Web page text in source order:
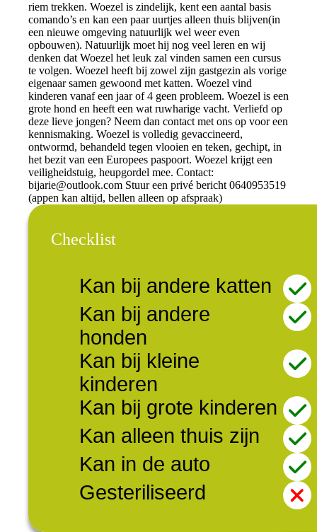
riem trekken. Woezel is zindelijk, kent een aantal basis
comando’s en kan een paar uurtjes alleen thuis blijven(in
een nieuwe omgeving natuurlijk wel weer even
opbouwen). Natuurlijk moet hij nog veel leren en wij
denken dat Woezel het leuk zal vinden samen een cursus
te volgen. Woezel heeft bij zowel zijn gastgezin als vorige
eigenaar samen gewoond met katten. Woezel vind
kinderen vanaf een jaar of 4 geen probleem. Woezel is een
grote hond en heeft een wat ruwharige vacht. Verliefd op
deze lieve jongen? Neem dan contact met ons op voor een
kennismaking. Woezel is volledig gevaccineerd,
ontwormd, behandeld tegen vlooien en teken, gechipt, in
het bezit van een Europees paspoort. Woezel krijgt een
veiligheidstuig, heupgordel mee. Contact:
bijarie@outlook.com Stuur een privé bericht 0640953519
(appen kan altijd, bellen alleen op afspraak)
Checklist
Kan bij andere katten
Kan bij andere
honden
Kan bij kleine
kinderen
Kan bij grote kinderen
Kan alleen thuis zijn
Kan in de auto
Gesteriliseerd